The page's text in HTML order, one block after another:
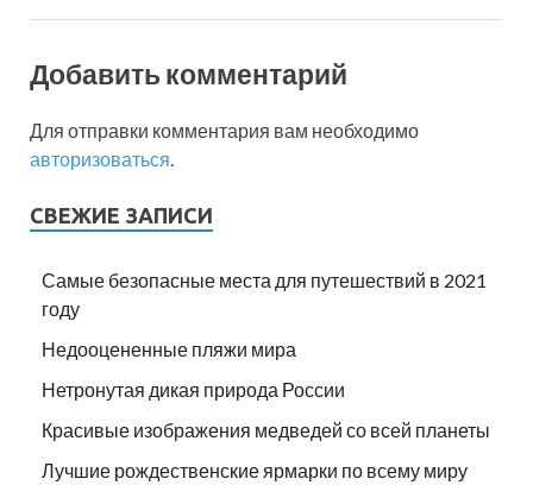
Добавить комментарий
Для отправки комментария вам необходимо
авторизоваться
СВЕЖИЕ ЗАПИСИ
Самые безопасные места для путешествий в 2021
году
Недооцененные пляжи мира
Нетронутая дикая природа России
Красивые изображения медведей со всей планеты
Лучшие рождественские ярмарки по всему миру